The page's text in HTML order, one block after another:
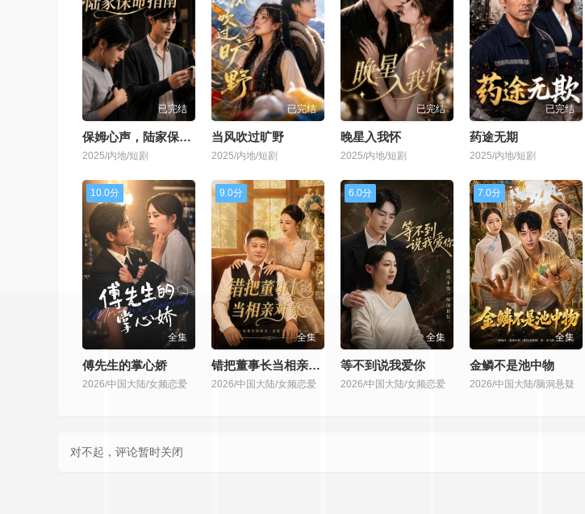
已完结
保姆心声，陆家保命指南
2025/内地/短剧
已完结
当风吹过旷野
2025/内地/短剧
已完结
晚星入我怀
2025/内地/短剧
已完结
药途无期
2025/内地/短剧
10.0分
全集
傅先生的掌心娇
2026/中国大陆/女频恋爱
9.0分
全集
错把董事长当相亲对象
2026/中国大陆/女频恋爱
6.0分
全集
等不到说我爱你
2026/中国大陆/女频恋爱
7.0分
全集
金鳞不是池中物
2026/中国大陆/脑洞悬疑
对不起，评论暂时关闭